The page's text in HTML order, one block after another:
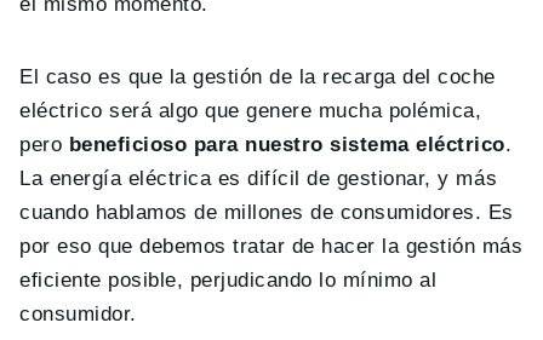
El caso es que la gestión de la recarga del coche
eléctrico será algo que genere mucha polémica,
pero beneficioso para nuestro sistema eléctrico.
La energía eléctrica es difícil de gestionar, y más
cuando hablamos de millones de consumidores. Es
por eso que debemos tratar de hacer la gestión más
eficiente posible, perjudicando lo mínimo al
consumidor.